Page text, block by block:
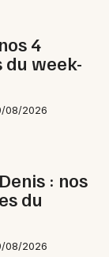
4
du week-
08/2026
: nos
du
08/2026